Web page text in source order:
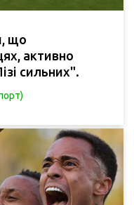
що
активно
сильних".